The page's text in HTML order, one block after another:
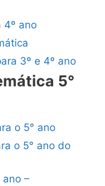
4º ano
3º e 4º ano
5°
o 5° ano
o 5° ano do
–